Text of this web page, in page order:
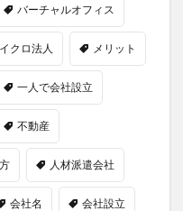
バーチャルオフィス
クロ法人 メリット
一人で会社設立
不動産
人材派遣会社
会社名 会社設立